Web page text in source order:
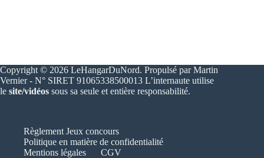
Copyright © 2026 LeHangarDuNord. Propulsé par Martin
Vernier - N° SIRET 91065338500013 L’internaute utilise
le site/vidéos sous sa seule et entière responsabilité.
Règlement Jeux concours
Politique en matière de confidentialité
Mentions légales
CGV